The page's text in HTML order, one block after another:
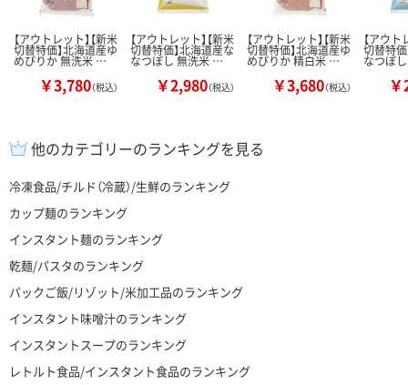
【アウトレット】【新米
切替特価】北海道産ゆ
めぴりか 無洗米 …
￥3,780（税込）
【アウトレット】【新米
切替特価】北海道産な
なつぼし 無洗米 …
￥2,980（税込）
【アウトレット】【新米
切替特価】北海道産ゆ
めぴりか 精白米 …
￥3,680（税込）
【アウト
切替特
なつぼ
他のカテゴリーのランキングを見る
冷凍食品/チルド（冷蔵）/生鮮のランキング
カップ麺のランキング
インスタント麺のランキング
乾麺/パスタのランキング
パックご飯/リゾット/米加工品のランキング
インスタント味噌汁のランキング
インスタントスープのランキング
レトルト食品/インスタント食品のランキング